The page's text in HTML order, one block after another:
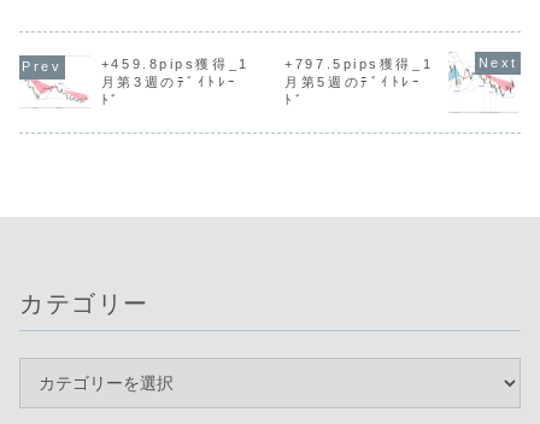
ィリティが高まっ
ドタイミングをと
るのが難しく、月
曜日と木曜日の２
ボラティリティは
かし、週を通して
トレードチャンス
となる場面が少な
は4回（前週比-7
大きな収益につな
がるトレードはあ
りませんでした。
ドを行いませんで
台後半まで
ました。し
週後半には
務大臣の発
+459.8pips獲得_1
月第3週のﾃﾞｲﾄﾚｰ
ﾄﾞ
+797.5pips獲得_1
月第5週のﾃﾞｲﾄﾚｰ
ﾄﾞ
カテゴリー